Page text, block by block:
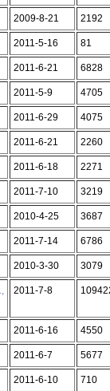
2009-8-21 2192
2011-5-16 81
2011-6-21 6828
2011-5-9 4705
2011-6-29 4075
2011-6-21 2260
2011-6-18 2271
2011-7-10 3219
2010-4-25 3687
2011-7-14 6786
2010-3-30 3079
2011-7-8
2011-6-16 4550
2011-6-7 5677
2011-6-10 710